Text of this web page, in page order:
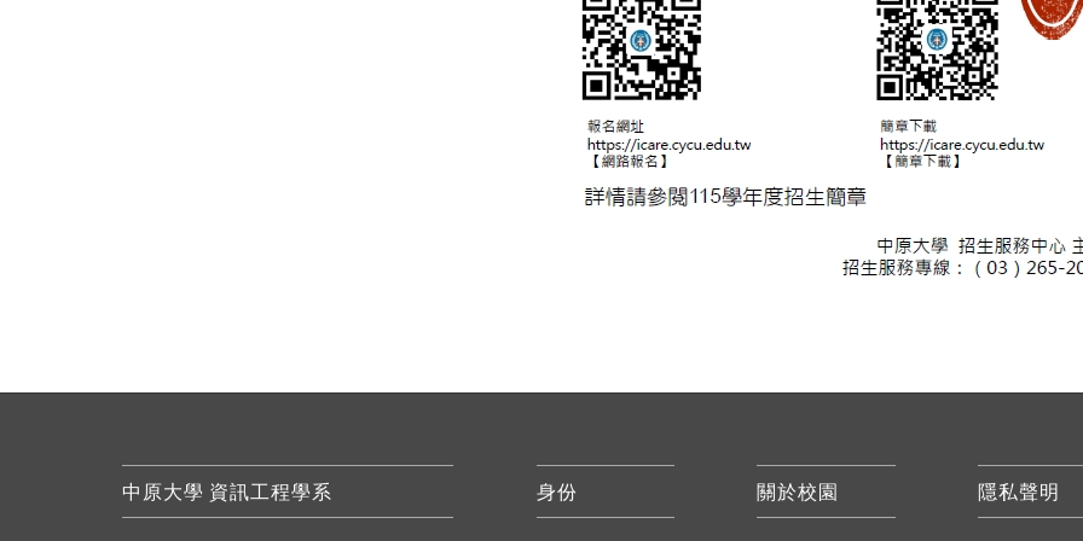
中原大學 資訊工程學系 身份 關於校園 隱私聲明